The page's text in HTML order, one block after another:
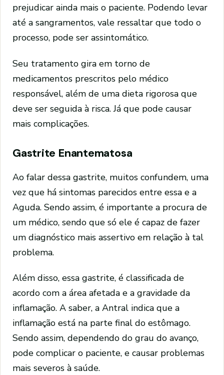
prejudicar ainda mais o paciente. Podendo levar
até a sangramentos, vale ressaltar que todo o
processo, pode ser assintomático.
Seu tratamento gira em torno de
medicamentos prescritos pelo médico
responsável, além de uma dieta rigorosa que
deve ser seguida à risca. Já que pode causar
mais complicações.
Gastrite Enantematosa
Ao falar dessa gastrite, muitos confundem, uma
vez que há sintomas parecidos entre essa e a
Aguda. Sendo assim, é importante a procura de
um médico, sendo que só ele é capaz de fazer
um diagnóstico mais assertivo em relação à tal
problema.
Além disso, essa gastrite, é classificada de
acordo com a área afetada e a gravidade da
inflamação. A saber, a Antral indica que a
inflamação está na parte final do estômago.
Sendo assim, dependendo do grau do avanço,
pode complicar o paciente, e causar problemas
mais severos à saúde.